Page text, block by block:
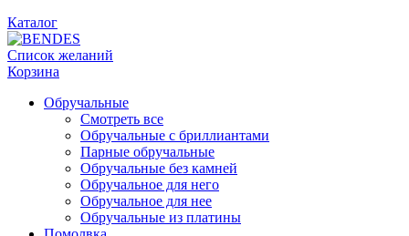
Каталог
Список желаний
Корзина
Обручальные
Смотреть все
Обручальные с бриллиантами
Парные обручальные
Обручальные без камней
Обручальное для него
Обручальное для нее
Обручальные из платины